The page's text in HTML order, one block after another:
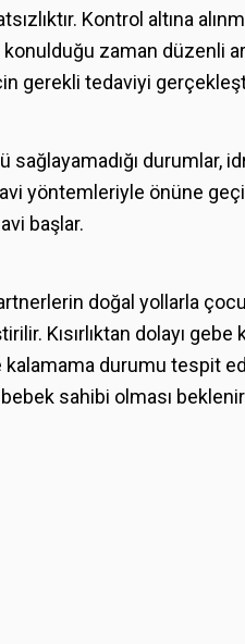
Kontrol altına
konulduğu zaman düzenli
gerekli tedaviyi
durumlar,
yöntemleriyle önüne
başlar.
doğal yollarla
Kısırlıktan dolayı
durumu tespit
sahibi olması